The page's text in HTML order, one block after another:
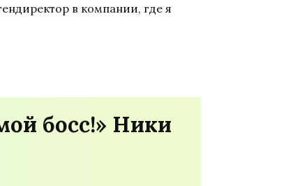
в компании, где я
босс!» Ники